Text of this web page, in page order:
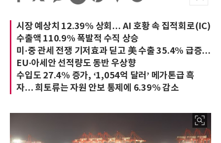
시장 예상치 12.39% 상회… AI 호황 속 집적회로(IC)
수출액 110.9% 폭발적 수직 상승
미·중 관세 전쟁 기저효과 딛고 美 수출 35.4% 급증…
EU·아세안 선적량도 동반 우상향
수입도 27.4% 증가, ‘1,054억 달러’ 메가톤급 흑
자… 희토류는 자원 안보 통제에 6.39% 감소